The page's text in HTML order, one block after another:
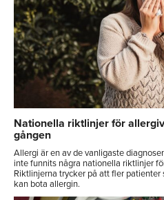
Nationella riktlinjer för
gången
Allergi är en av de vanligaste
inte funnits några nationella riktlinjer
Riktlinjerna trycker på att fler
kan bota allergin.